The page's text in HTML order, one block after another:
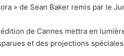
» de Sean Baker remis par le
de Cannes mettra en
et des projections